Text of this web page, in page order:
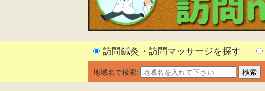
訪問鍼灸・訪問マッサージを探す
地域名で検索: